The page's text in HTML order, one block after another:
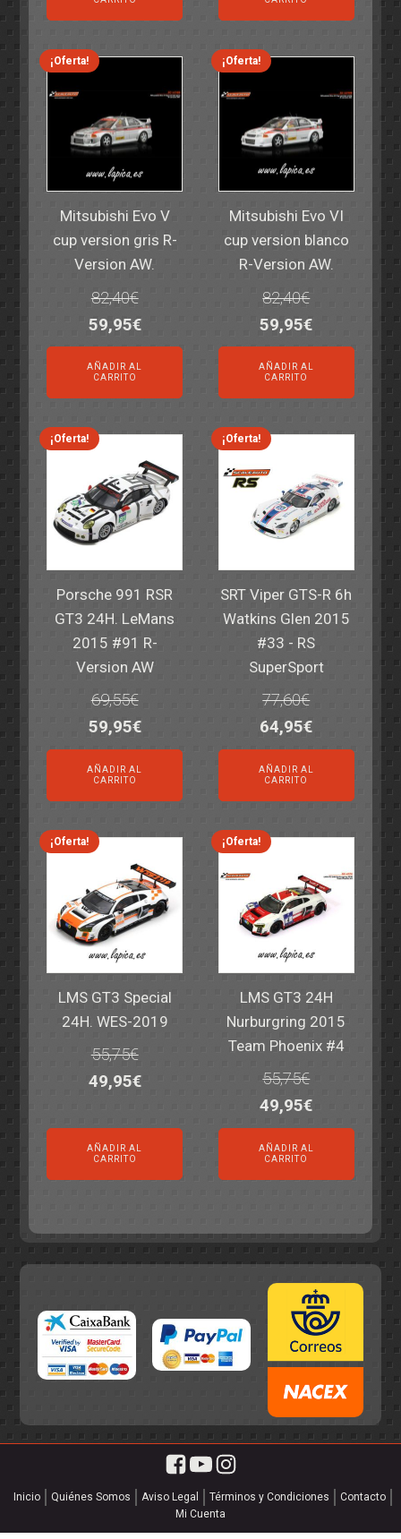
era:
14,30€.
es:
11,25€.
era:
6,00€.
es:
4,50€.
¡Oferta!
Mitsubishi Evo V
cup version gris R-
Version AW.
82,40€
El
precio
original
era:
82,40€.
59,95€El
precio
es:
59,95€.
AÑADIR AL
CARRITO
¡Oferta!
Mitsubishi Evo VI
cup version blanco
R-Version AW.
82,40€
El
precio
original
era:
82,40€.
59,95€El
precio
es:
59,95€.
AÑADIR AL
CARRITO
¡Oferta!
Porsche 991 RSR
GT3 24H. LeMans
2015 #91 R-
Version AW
69,55€
El
precio
original
era:
69,55€.
59,95€El
precio
actual
es:
59,95€.
AÑADIR AL
CARRITO
¡Oferta!
SRT Viper GTS-R 6h
Watkins Glen 2015
#33 - RS
SuperSport
77,60€
El
precio
original
era:
77,60€.
64,95€El
precio
actual
es:
64,95€.
AÑADIR AL
CARRITO
¡Oferta!
LMS GT3 Special
24H. WES-2019
55,75€
El
original
era:
49,95€El
actual
AÑADIR AL
CARRITO
¡Oferta!
LMS GT3 24H
Nurburgring 2015
Team Phoenix #4
55,75€
El
precio
original
era:
49,95€El
precio
actual
es:
AÑADIR AL
CARRITO
Inicio Quiénes Somos Aviso Legal Términos y Condiciones
Contacto
Mi Cuenta